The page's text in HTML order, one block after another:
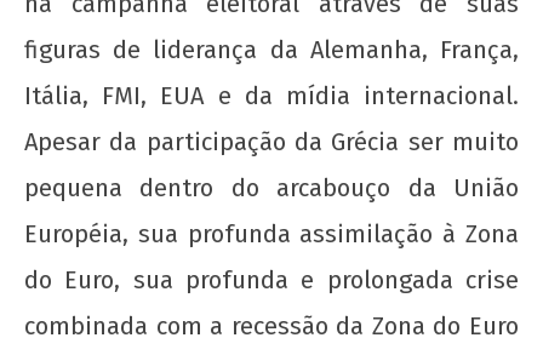
figuras de liderança da Alemanha, França,
Itália, FMI, EUA e da mídia internacional.
Apesar da participação da Grécia ser muito
pequena dentro do arcabouço da União
Européia, sua profunda assimilação à Zona
do Euro, sua profunda e prolongada crise
combinada com a recessão da Zona do Euro